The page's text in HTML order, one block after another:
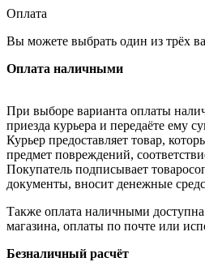
Оплата
Вы можете выбрать один из трёх
Оплата наличными
При выборе варианта оплаты
приезда курьера и передаёте ему
Курьер предоставляет товар,
предмет повреждений,
Покупатель подписывает
документы, вносит денежные
Также оплата наличными
магазина, оплаты по почте или
Безналичный расчёт